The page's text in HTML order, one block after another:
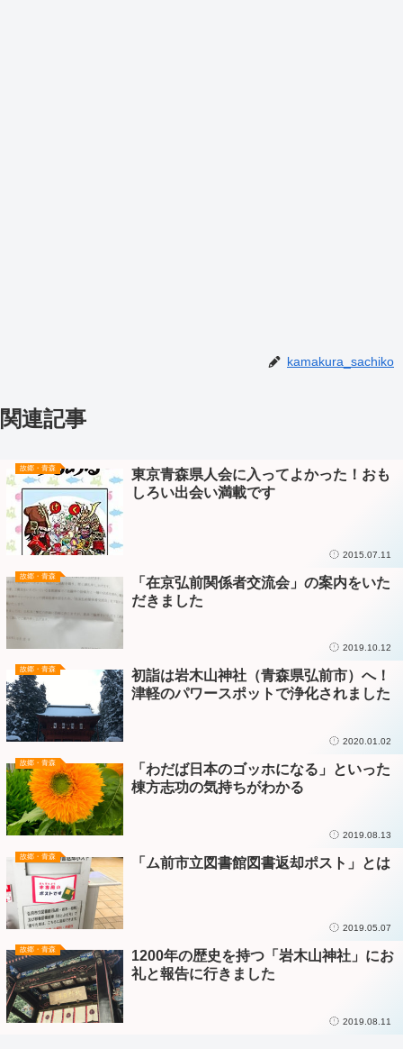
kamakura_sachiko
関連記事
故郷・青森
東京青森県人会に入ってよかった！おも
しろい出会い満載です
2015.07.11
故郷・青森
「在京弘前関係者交流会」の案内をいた
だきました
2019.10.12
故郷・青森
初詣は岩木山神社（青森県弘前市）へ！
津軽のパワースポットで浄化されました
2020.01.02
故郷・青森
「わだば日本のゴッホになる」といった
棟方志功の気持ちがわかる
2019.08.13
故郷・青森 「ム前市立図書館図書返却ポスト」とは
2019.05.07
故郷・青森
1200年の歴史を持つ「岩木山神社」にお
礼と報告に行きました
2019.08.11